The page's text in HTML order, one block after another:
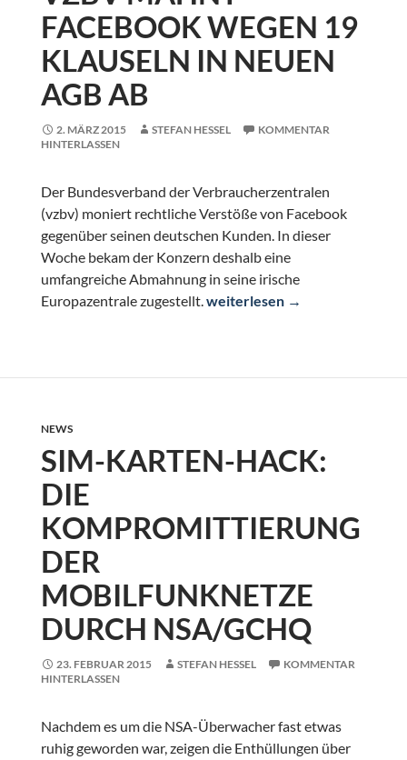
FACEBOOK WEGEN 19
KLAUSELN IN NEUEN
AGB AB
2. MÄRZ 2015 STEFAN HESSEL
KOMMENTAR
HINTERLASSEN
Der Bundesverband der Verbraucherzentralen
(vzbv) moniert rechtliche Verstöße von Facebook
gegenüber seinen deutschen Kunden. In dieser
Woche bekam der Konzern deshalb eine
umfangreiche Abmahnung in seine irische
Europazentrale zugestellt.vzbv mahnt Facebook wegen
weiterlesen →
NEWS
SIM-KARTEN-HACK:
DIE
KOMPROMITTIERUNG
DER
MOBILFUNKNETZE
DURCH NSA/GCHQ
23. FEBRUAR 2015 STEFAN HESSEL
KOMMENTAR
HINTERLASSEN
Nachdem es um die NSA-Überwacher fast etwas
ruhig geworden war, zeigen die Enthüllungen über